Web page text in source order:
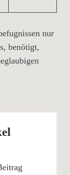
nur
benötigt,